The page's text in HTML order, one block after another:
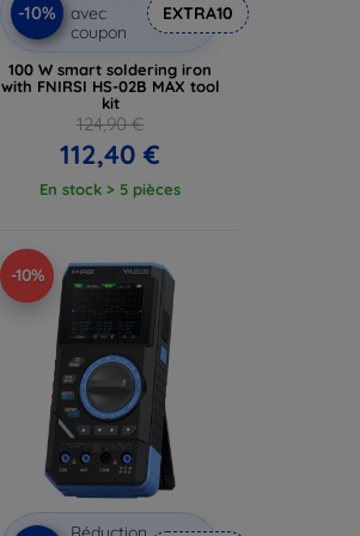
-10%
avec
coupon
EXTRA10
100 W smart soldering iron
with FNIRSI HS-02B MAX tool
kit
124,90 €
112,40 €
En stock > 5 pièces
-10%